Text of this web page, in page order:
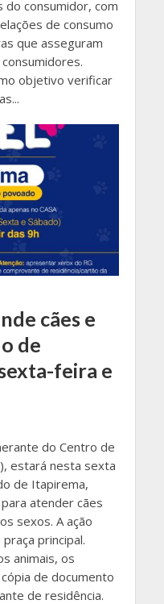
consumidor, com
de consumo
que asseguram
objetivo verificar
cães e
de
feira e
do Centro de
estará nesta sexta
de Itapirema,
atender cães
sexos. A ação
principal.
animais, os
de documento
de residência.